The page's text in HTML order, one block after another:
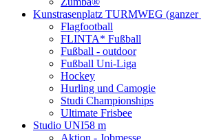
Kunstrasenplatz TURMWEG (ganzer
Flagfootball
FLINTA* Fußball
Fußball - outdoor
Fußball Uni-Liga
Hockey
Hurling und Camogie
Studi Championships
Ultimate Frisbee
Studio UNI58 m